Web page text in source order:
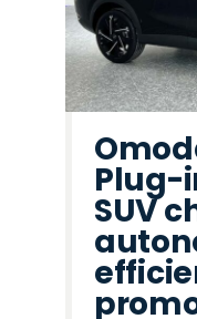
Plug-
SUV